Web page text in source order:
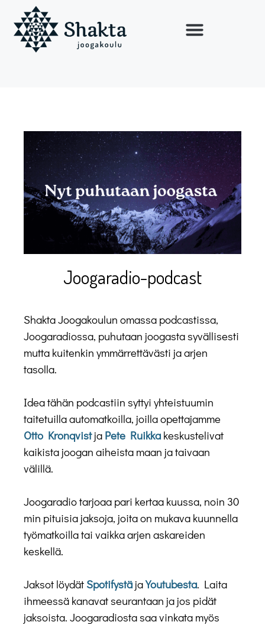
Joogaradio-podcast
Shakta Joogakoulun omassa podcastissa,
Joogaradiossa, puhutaan joogasta syvällisesti
mutta kuitenkin ymmärrettävästi ja arjen
tasolla.
Idea tähän podcastiin syttyi yhteistuumin
taitetuilla automatkoilla, joilla opettajamme
Otto Kronqvistja Pete Ruikka keskustelivat
kaikista joogan aiheista maan ja taivaan
välillä.
Joogaradio tarjoaa pari kertaa kuussa, noin 30
min pituisia jaksoja, joita on mukava kuunnella
työmatkoilla tai vaikka arjen askareiden
keskellä.
Jaksot löydät Spotifystä jaYoutubesta. Laita
ihmeessä kanavat seurantaan ja jos pidät
jaksoista. Joogaradiosta saa vinkata myös